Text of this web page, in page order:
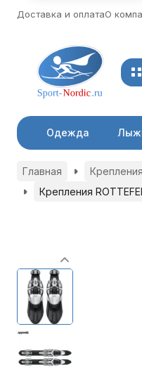
Доставка и оплатаО
Одежда
Главная
Крепления